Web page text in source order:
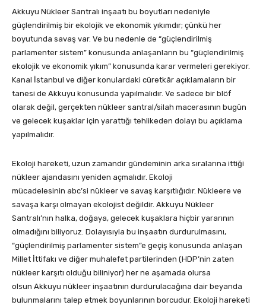
Akkuyu Nükleer Santralı inşaatı bu boyutları nedeniyle
güçlendirilmiş bir ekolojik ve ekonomik yıkımdır; çünkü her
boyutunda savaş var. Ve bu nedenle de “güçlendirilmiş
parlamenter sistem” konusunda anlaşanların bu “güçlendirilmiş
ekolojik ve ekonomik yıkım” konusunda karar vermeleri gerekiyor.
Kanal İstanbul ve diğer konulardaki cüretkâr açıklamaların bir
tanesi de Akkuyu konusunda yapılmalıdır. Ve sadece bir blöf
olarak değil, gerçekten nükleer santral/silah macerasının bugün
ve gelecek kuşaklar için yarattığı tehlikeden dolayı bu açıklama
yapılmalıdır.
Ekoloji hareketi, uzun zamandır gündeminin arka sıralarına ittiği
nükleer ajandasını yeniden açmalıdır. Ekoloji
mücadelesinin abc’si nükleer ve savaş karşıtlığıdır. Nükleere ve
savaşa karşı olmayan ekolojist değildir. Akkuyu Nükleer
Santralı’nın halka, doğaya, gelecek kuşaklara hiçbir yararının
olmadığını biliyoruz. Dolayısıyla bu inşaatın durdurulmasını,
“güçlendirilmiş parlamenter sistem”e geçiş konusunda anlaşan
Millet İttifakı ve diğer muhalefet partilerinden (HDP’nin zaten
nükleer karşıtı olduğu biliniyor) her ne aşamada olursa
olsun Akkuyu nükleer inşaatının durdurulacağına dair beyanda
bulunmalarını talep etmek boyunlarının borcudur. Ekoloji hareketi